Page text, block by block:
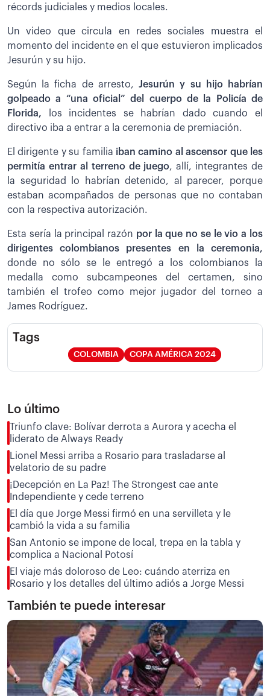
récords judiciales y medios locales.
Un video que circula en redes sociales muestra el
momento del incidente en el que estuvieron implicados
Jesurún y su hijo.
Según la ficha de arresto, Jesurún y su hijo habrían
golpeado a “una oficial” del cuerpo de la Policía de
Florida, los incidentes se habrían dado cuando el
directivo iba a entrar a la ceremonia de premiación.
El dirigente y su familia iban camino al ascensor que les
permitía entrar al terreno de juego, allí, integrantes de
la seguridad lo habrían detenido, al parecer, porque
estaban acompañados de personas que no contaban
con la respectiva autorización.
Esta sería la principal razón por la que no se le vio a los
dirigentes colombianos presentes en la ceremonia,
donde no sólo se le entregó a los colombianos la
medalla como subcampeones del certamen, sino
también el trofeo como mejor jugador del torneo a
James Rodríguez.
Tags
COLOMBIA COPA AMÉRICA 2024
Lo último
Triunfo clave: Bolívar derrota a Aurora y acecha el
liderato de Always Ready
Lionel Messi arriba a Rosario para trasladarse al
velatorio de su padre
¡Decepción en La Paz! The Strongest cae ante
Independiente y cede terreno
El día que Jorge Messi firmó en una servilleta y le
cambió la vida a su familia
San Antonio se impone de local, trepa en la tabla y
complica a Nacional Potosí
El viaje más doloroso de Leo: cuándo aterriza en
Rosario y los detalles del último adiós a Jorge Messi
También te puede interesar